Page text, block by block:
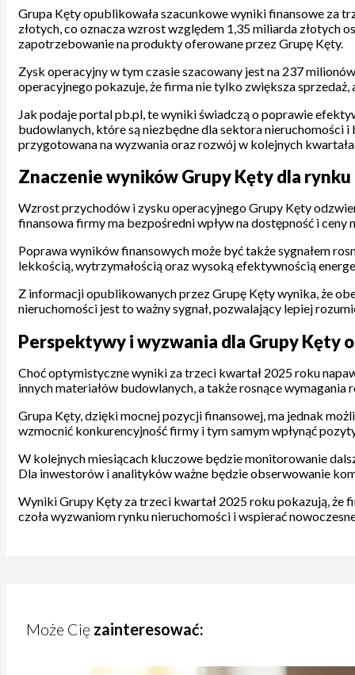
Grupa Kęty opublikowała szacunkowe wyniki finansowe za
złotych, co oznacza wzrost względem 1,35 miliarda złotych
zapotrzebowanie na produkty oferowane przez Grupę Kęty.
Zysk operacyjny w tym czasie szacowany jest na 237
operacyjnego pokazuje, że firma nie tylko zwiększa
Jak podaje portal pb.pl, te wyniki świadczą o poprawie
budowlanych, które są niezbędne dla sektora nieruchomości
przygotowana na wyzwania oraz rozwój w kolejnych
Znaczenie wyników Grupy Kęty dla
Wzrost przychodów i zysku operacyjnego Grupy Kęty
finansowa firmy ma bezpośredni wpływ na dostępność i
Poprawa wyników finansowych może być także sygnałem
lekkością, wytrzymałością oraz wysoką efektywnością
Z informacji opublikowanych przez Grupę Kęty wynika, że
nieruchomości jest to ważny sygnał, pozwalający lepiej
Perspektywy i wyzwania dla Grupy Kęty
Choć optymistyczne wyniki za trzeci kwartał 2025 roku
innych materiałów budowlanych, a także rosnące
Grupa Kęty, dzięki mocnej pozycji finansowej, ma jednak
wzmocnić konkurencyjność firmy i tym samym wpłynąć
W kolejnych miesiącach kluczowe będzie monitorowanie
Dla inwestorów i analityków ważne będzie obserwowanie
Wyniki Grupy Kęty za trzeci kwartał 2025 roku pokazują, że
czoła wyzwaniom rynku nieruchomości i wspierać
Może Cię zainteresować: